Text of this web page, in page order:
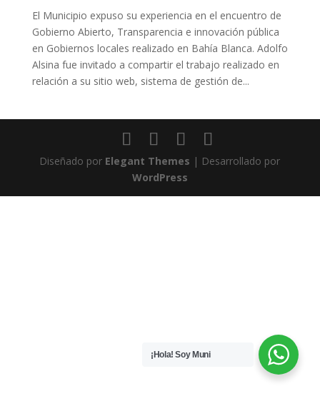
El Municipio expuso su experiencia en el encuentro de
Gobierno Abierto, Transparencia e innovación pública
en Gobiernos locales realizado en Bahía Blanca. Adolfo
Alsina fue invitado a compartir el trabajo realizado en
relación a su sitio web, sistema de gestión de...
Diseñado por Elegant Themes | Desarrollado por
WordPress
¡Hola! Soy Muni